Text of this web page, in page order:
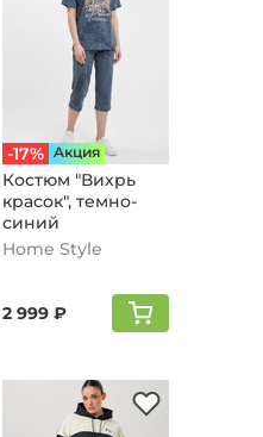
-17% Aкция
Костюм "Вихрь
красок", темно-
синий
Home Style
2 999 ₽